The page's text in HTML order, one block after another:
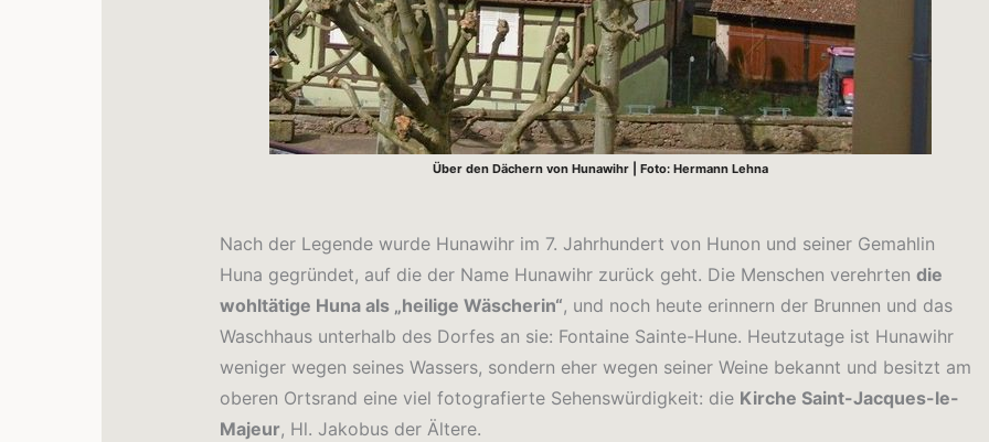
Über den Dächern von Hunawihr | Foto: Hermann Lehna
Nach der Legende wurde Hunawihr im 7. Jahrhundert von Hunon und seiner Gemahlin
Huna gegründet, auf die der Name Hunawihr zurück geht. Die Menschen verehrten die
wohltätige Huna als „heilige Wäscherin“, und noch heute erinnern der Brunnen und das
Waschhaus unterhalb des Dorfes an sie: Fontaine Sainte-Hune. Heutzutage ist Hunawihr
weniger wegen seines Wassers, sondern eher wegen seiner Weine bekannt und besitzt am
oberen Ortsrand eine viel fotografierte Sehenswürdigkeit: die Kirche Saint-Jacques-le-
Majeur, Hl. Jakobus der Ältere.